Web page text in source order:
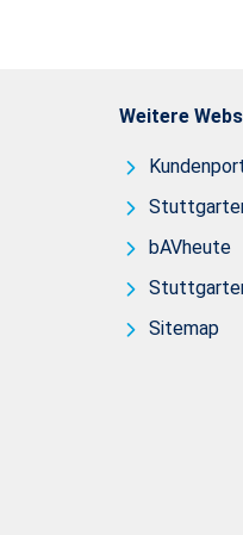
Weitere
bAVheute
Sitemap